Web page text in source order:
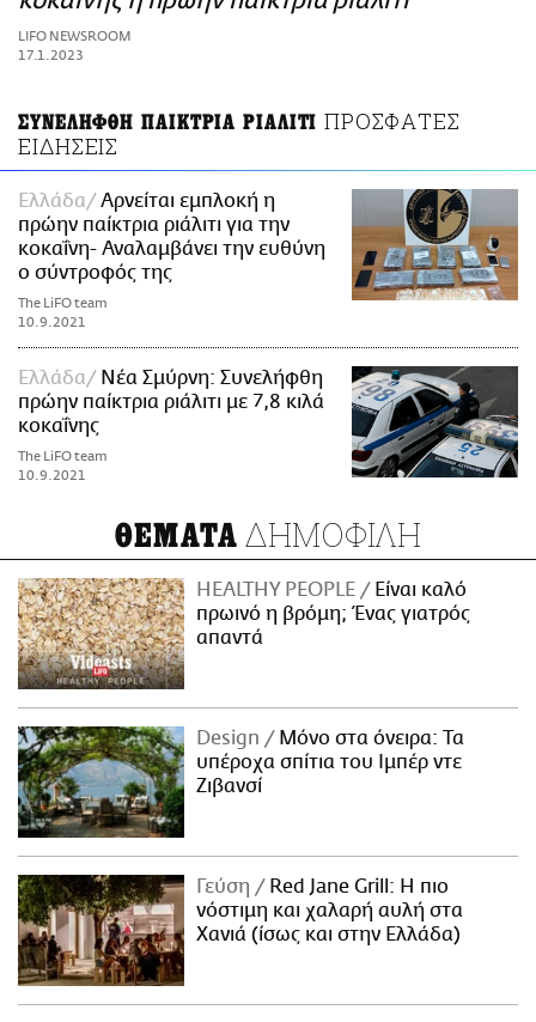
ΑΜΠΑ
PRINT
LIFO NEWSROOM
17.1.2023
ΣΥΝΕΛΗΦΘΗ ΠΑΙΚΤΡΙΑ ΡΙΑΛΙΤΙ ΠΡΟΣΦΑΤΕΣ
ΕΙΔΗΣΕΙΣ
Ελλάδα
Αρνείται εμπλοκή η
πρώην παίκτρια ριάλιτι για την
κοκαΐνη- Αναλαμβάνει την ευθύνη
ο σύντροφός της
The LiFO team
10.9.2021
Ελλάδα
Νέα Σμύρνη: Συνελήφθη
πρώην παίκτρια ριάλιτι με 7,8 κιλά
κοκαΐνης
The LiFO team
10.9.2021
ΘΕΜΑΤΑ ΔΗΜΟΦΙΛΗ
HEALTHY PEOPLE
Είναι καλό
πρωινό η βρόμη; Ένας γιατρός
απαντά
Design
Μόνο στα όνειρα: Τα
υπέροχα σπίτια του Ιμπέρ ντε
Ζιβανσί
Γεύση
Red Jane Grill: Η πιο
νόστιμη και χαλαρή αυλή στα
Χανιά (ίσως και στην Ελλάδα)